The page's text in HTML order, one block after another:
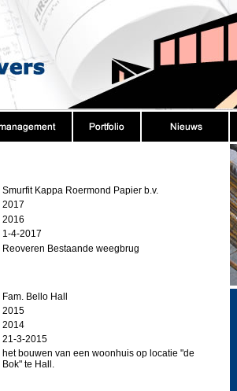
Smurfit Kappa Roermond Papier b.v.
2017
2016
1-4-2017
Reoveren Bestaande weegbrug
Fam. Bello Hall
2015
2014
21-3-2015
het bouwen van een woonhuis op locatie "de
Bok" te Hall.